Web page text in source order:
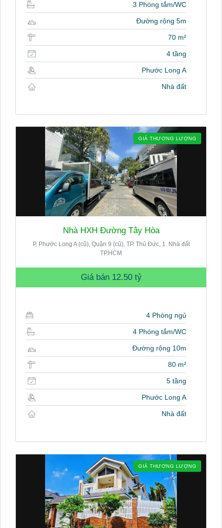
3 Phòng tắm/WC
Đường rộng 5m
70 m²
4 tầng
Phước Long A
Nhà đất
GIÁ THƯƠNG LƯỢNG
Nhà HXH Đường Tây Hòa
P. Phước Long A (cũ), Quận 9 (cũ), TP. Thủ Đức, 1. Nhà đất
TP.HCM
Giá bán 12.50 tỷ
4 Phòng ngủ
4 Phòng tắm/WC
Đường rộng 10m
80 m²
5 tầng
Phước Long A
Nhà đất
GIÁ THƯƠNG LƯỢNG